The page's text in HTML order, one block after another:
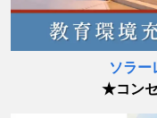
ソラー
★コン